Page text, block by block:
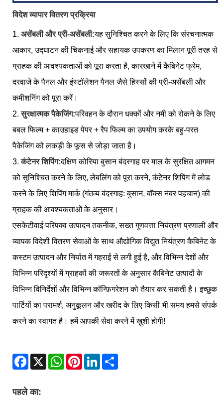
विदेश व्यापार वितरण प्रक्रिया
1. असेंबली और प्री-असेंबली:यह सुनिश्चित करने के लिए कि संरचनात्मक
आकार, उद्घाटन की चिकनाई और सहायक उपकरण का मिलान पूरी तरह से
ग्राहक की आवश्यकताओं को पूरा करता है, कारखाने में कैबिनेट फ्रेम,
दरवाजे के पैनल और इंस्टॉलेशन पैनल जैसे हिस्सों की प्री-असेंबली और
कमीशनिंग को पूरा करें।
2.सुरक्षात्मक पैकेजिंग:परिवहन के दौरान धक्कों और नमी को रोकने के लिए
बबल फिल्म + काउहाइड पेपर + रैप फिल्म का उपयोग करके बहु-परत
पैकेजिंग को लकड़ी के फूस से जोड़ा जाता है।
3.कंटेनर शिपिंग:दक्षिण कोरिया बुसान बंदरगाह पर माल के सुरक्षित आगमन
को सुनिश्चित करने के लिए, लेबलिंग को पूरा करने, कंटेनर शिपिंग में लोड
करने के लिए शिपिंग मार्क (गंतव्य बंदरगाह: बुसान, बॉक्स नंबर पहचान) की
ग्राहक की आवश्यकताओं के अनुसार।
एसकेटीवाई परिपक्व उत्पादन तकनीक, सख्त गुणवत्ता नियंत्रण प्रणाली और
व्यापक विदेशी वितरण सेवाओं के साथ औद्योगिक विद्युत नियंत्रण कैबिनेट के
कस्टम उत्पादन और निर्यात में गहराई से लगी हुई है, और विभिन्न देशों और
विभिन्न परिदृश्यों में ग्राहकों की जरूरतों के अनुसार कैबिनेट उत्पादों के
विभिन्न विनिर्देशों और विभिन्न कॉन्फ़िगरेशन को तैयार कर सकती है। इच्छुक
पार्टियों का परामर्श, अनुकूलन और खरीद के लिए किसी भी समय हमसे संपर्क
करने का स्वागत है। हमें आपकी सेवा करने में ख़ुशी होगी!
Facebook
X WhatsAppPinterestLinkedIn
पहले का: